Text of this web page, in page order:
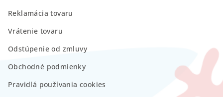
Reklamácia tovaru
Vrátenie tovaru
Odstúpenie od zmluvy
Obchodné podmienky
Pravidlá používania cookies